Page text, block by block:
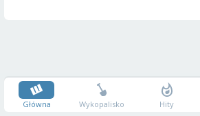
Główna Wykopalisko Hity